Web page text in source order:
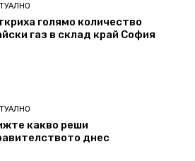
голямо количество
газ в склад край София
какво реши
днес